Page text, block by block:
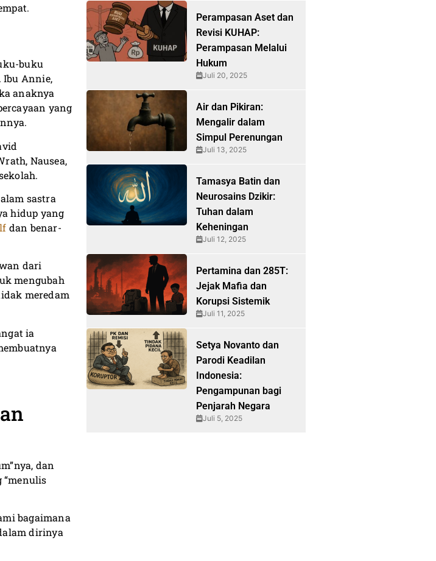
buku
Ibu Annie,
anaknya
yang
Nausea,
sastra
hidup yang
dan benar-
dari
mengubah
meredam
ia
dan
bagaimana
dirinya
Perampasan Aset dan
Revisi KUHAP:
Perampasan Melalui
Hukum
Juli 20, 2025
Air dan Pikiran:
Mengalir dalam
Simpul Perenungan
Juli 13, 2025
Tamasya Batin dan
Neurosains Dzikir:
Tuhan dalam
Keheningan
Juli 12, 2025
Pertamina dan 285T:
Jejak Mafia dan
Korupsi Sistemik
Juli 11, 2025
Setya Novanto dan
Parodi Keadilan
Indonesia:
Pengampunan bagi
Penjarah Negara
Juli 5, 2025